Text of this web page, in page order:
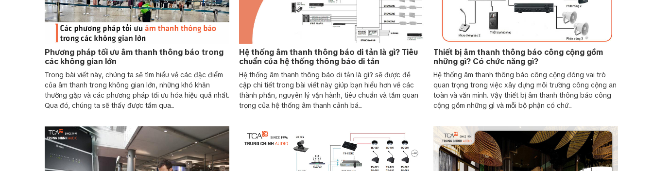
Hệ thống thông báo trong nhà xưởng được ứng dụng để truyền tải thông tin một cách
nhanh chóng và hiệu quả, đảm bảo mọi nhân viên đều nhận được thông điệp. Hệ
thống âm thanh thông báo thường bao gồm loa phóng thanh, micro, bộ khuếch đại và
hoặc hướng dẫn an toàn. Với khả năng phủ sóng âm thanh đồng đều trong không
gian rộng, đây là giải pháp lý tưởng cho môi trường nhà xưởng nhiều tiếng ồn.
Hệ thống âm thanh thông báo kết hợp báo cháy là giải pháp quan trọng trong các
tòa nhà cao tầng và cao ốc. Khi xảy ra sự cố, hệ thống âm thanh thông báo tự động
phát cảnh báo khẩn cấp, hướng dẫn sơ tán an toàn và hiệu quả. Với khả năng kết nối
mọi người được thông báo kịp thời. Đây là yếu tố không thể thiếu để tăng cường an
ninh và an toàn cho các công trình hiện đại.
Xem tất cả các ỨNG DỤNG
Phương pháp tối ưu âm thanh thông báo trong
các không gian lớn
Trong bài viết này, chúng ta sẽ tìm hiểu về các đặc điểm
của âm thanh trong không gian lớn, những khó khăn
thường gặp và các phương pháp tối ưu hóa hiệu quả nhất.
Qua đó, chúng ta sẽ thấy được tầm qua...
Hệ thống âm thanh thông báo di tản là gì? Tiêu
chuẩn của hệ thống thông báo di tản
Hệ thống âm thanh thông báo di tản là gì? sẽ được đề
cập chi tiết trong bài viết này giúp bạn hiểu hơn về các
thành phần, nguyên lý vận hành, tiêu chuẩn và tầm quan
trọng của hệ thống âm thanh cảnh bá...
Thiết bị âm thanh thông báo công cộng gồm
những gì? Có chức năng gì?
Hệ thống âm thanh thông báo công cộng đóng vai trò
quan trọng trong việc xây dựng môi trường công cộng an
toàn và văn minh. Vậy thiết bị âm thanh thông báo công
cộng gồm những gì và mỗi bộ phận có chứ...